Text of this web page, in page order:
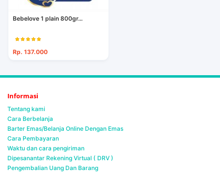
Bebelove 1 plain 800gr...
Rp. 137.000
Informasi
Tentang kami
Cara Berbelanja
Barter Emas/Belanja Online Dengan Emas
Cara Pembayaran
Waktu dan cara pengiriman
Dipesanantar Rekening Virtual ( DRV )
Pengembalian Uang Dan Barang